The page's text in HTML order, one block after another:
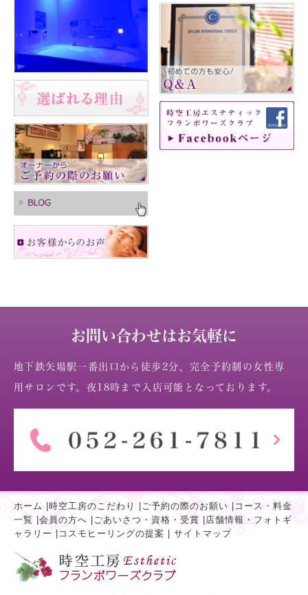
お問い合わせはお気軽に
地下鉄矢場駅一番出口から徒歩2分、完全予約制の女性専
用サロンです。夜18時まで入店可能となっております。
ホーム 時空工房のこだわり ご予約の際のお願い
コース・料金
一覧
会員の方へ ごあいさつ・資格・受賞
店舗情報・フォトギ
ャラリー
コスモヒーリングの提案 サイトマップ